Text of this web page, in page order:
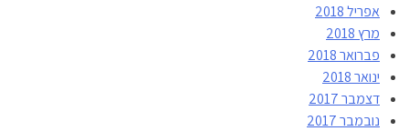
אפריל 2018
מרץ 2018
פברואר 2018
ינואר 2018
דצמבר 2017
נובמבר 2017